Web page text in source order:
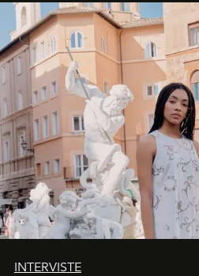
INTERVISTE